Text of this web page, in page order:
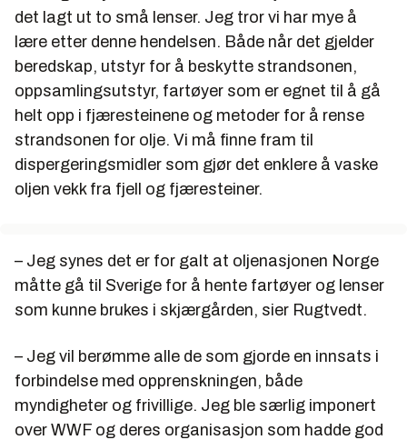
det lagt ut to små lenser. Jeg tror vi har mye å
lære etter denne hendelsen. Både når det gjelder
beredskap, utstyr for å beskytte strandsonen,
oppsamlingsutstyr, fartøyer som er egnet til å gå
helt opp i fjæresteinene og metoder for å rense
strandsonen for olje. Vi må finne fram til
dispergeringsmidler som gjør det enklere å vaske
oljen vekk fra fjell og fjæresteiner.
– Jeg synes det er for galt at oljenasjonen Norge
måtte gå til Sverige for å hente fartøyer og lenser
som kunne brukes i skjærgården, sier Rugtvedt.
– Jeg vil berømme alle de som gjorde en innsats i
forbindelse med opprenskningen, både
myndigheter og frivillige. Jeg ble særlig imponert
over WWF og deres organisasjon som hadde god